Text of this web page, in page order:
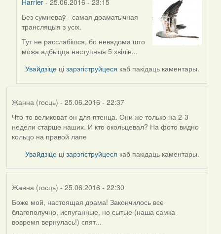
(госць)
In
reply
to
by
Gruzdov
Без сумневаў - самая драматычная
трансляцыя з усіх.
Тут не расслабішся, бо невядома што
можа адбыцца наступныя 5 хвілін...
Увайдзіце цізарэгіструйцеся каб пакідаць каментары.
Жанна (госць) - 25.06.2016 - 22:37
Что-то великоват он для птенца. Они же только на 2-3
недели старше наших. И кто окольцевал? На фото видно
кольцо на правой лапе
Увайдзіце цізарэгіструйцеся каб пакідаць каментары.
Жанна (госць) - 25.06.2016 - 22:30
Боже мой, настоящая драма! Закончилось все
благополучно, испуганные, но сытые (наша самка
вовремя вернулась!) спят...